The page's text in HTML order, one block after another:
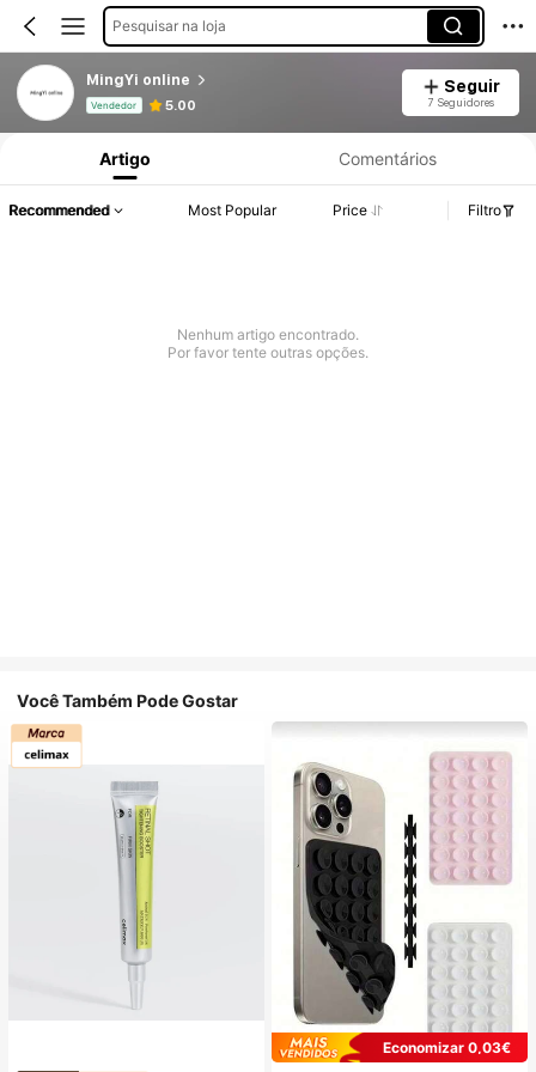
Pesquisar na loja
MingYi online
Vendedor 5.00
Seguir
7 Seguidores
Informações do Produto: Divulgação de Preço, Vendas e Detalhes de Stock.
Artigo Comentários
Recommended Most Popular Price Filtro
Nenhum artigo encontrado.
Por favor tente outras opções.
Você Também Pode Gostar
Economizar 0,03€